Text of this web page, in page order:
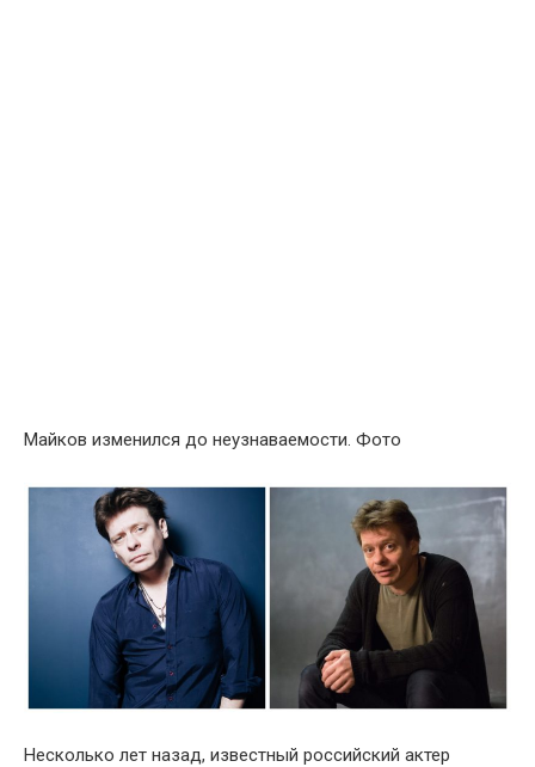
Майков изменился до неузнаваемости. Фото
Несколько лет назад, известный российский актер